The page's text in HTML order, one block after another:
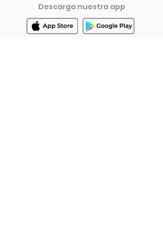
Quiros Sequeira (sorteo ecof
Descarga nuestra app